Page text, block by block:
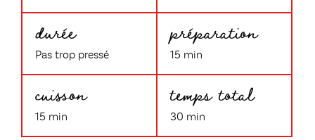
durée
Pas trop pressé
préparation
15 min
cuisson
15 min
temps total
30 min